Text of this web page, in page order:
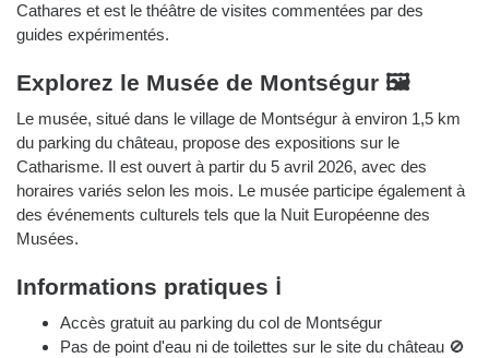
Cathares et est le théâtre de visites commentées par des
guides expérimentés.
Explorez le Musée de Montségur 🖼️
Le musée, situé dans le village de Montségur à environ 1,5 km
du parking du château, propose des expositions sur le
Catharisme. Il est ouvert à partir du 5 avril 2026, avec des
horaires variés selon les mois. Le musée participe également à
des événements culturels tels que la Nuit Européenne des
Musées.
Informations pratiques ℹ️
Accès gratuit au parking du col de Montségur
Pas de point d'eau ni de toilettes sur le site du château 🚫